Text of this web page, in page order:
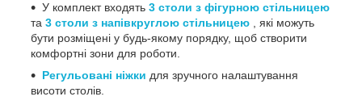
У комплект входять 3 столи з фігурною стільницею
та 3 столи з напівкруглою стільницею , які можуть
бути розміщені у будь-якому порядку, щоб створити
комфортні зони для роботи.
Регульовані ніжки для зручного налаштування
висоти столів.